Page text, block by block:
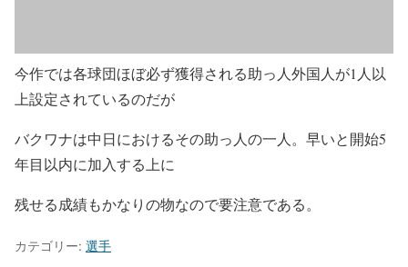
今作では各球団ほぼ必ず獲得される助っ人外国人が1人以
上設定されているのだが
バクワナは中日におけるその助っ人の一人。早いと開始5
年目以内に加入する上に
残せる成績もかなりの物なので要注意である。
カテゴリー: 選手